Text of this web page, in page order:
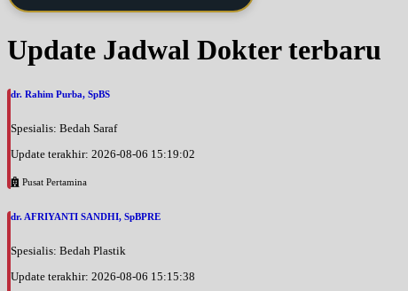
Update Jadwal Dokter terbaru
dr. Rahim Purba, SpBS
Spesialis: Bedah Saraf
Update terakhir: 2026-08-06 15:19:02
Pusat Pertamina
dr. AFRIYANTI SANDHI, SpBPRE
Spesialis: Bedah Plastik
Update terakhir: 2026-08-06 15:15:38